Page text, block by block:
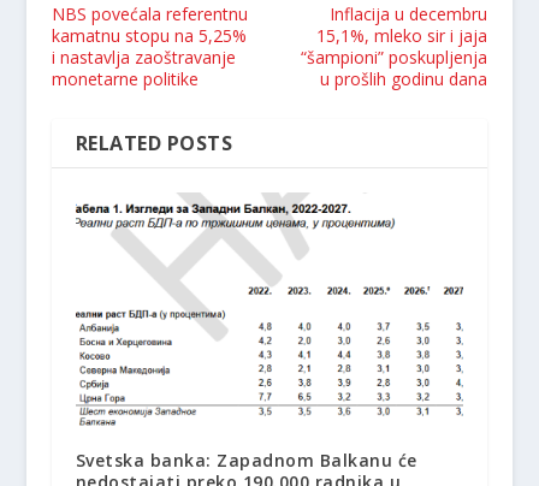
NBS povećala referentnu
kamatnu stopu na 5,25%
i nastavlja zaoštravanje
monetarne politike
Inflacija u decembru
15,1%, mleko sir i jaja
“šampioni” poskupljenja
u prošlih godinu dana
RELATED POSTS
Svetska banka: Zapadnom Balkanu će
nedostajati preko 190.000 radnika u